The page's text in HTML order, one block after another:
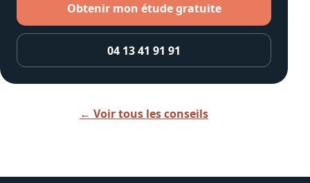
Obtenir mon étude gratuite
04 13 41 91 91
← Voir tous les conseils